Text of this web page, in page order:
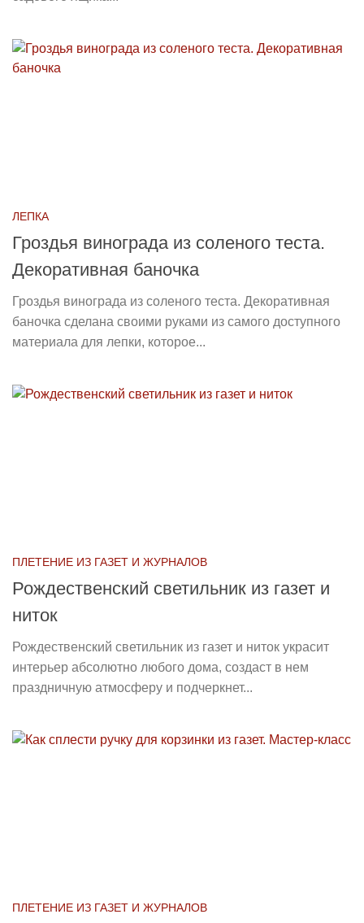
ЛЕПКА
Гроздья винограда из соленого теста.
Декоративная баночка
Гроздья винограда из соленого теста. Декоративная
баночка сделана своими руками из самого доступного
материала для лепки, которое...
ПЛЕТЕНИЕ ИЗ ГАЗЕТ И ЖУРНАЛОВ
Рождественский светильник из газет и
ниток
Рождественский светильник из газет и ниток украсит
интерьер абсолютно любого дома, создаст в нем
праздничную атмосферу и подчеркнет...
ПЛЕТЕНИЕ ИЗ ГАЗЕТ И ЖУРНАЛОВ